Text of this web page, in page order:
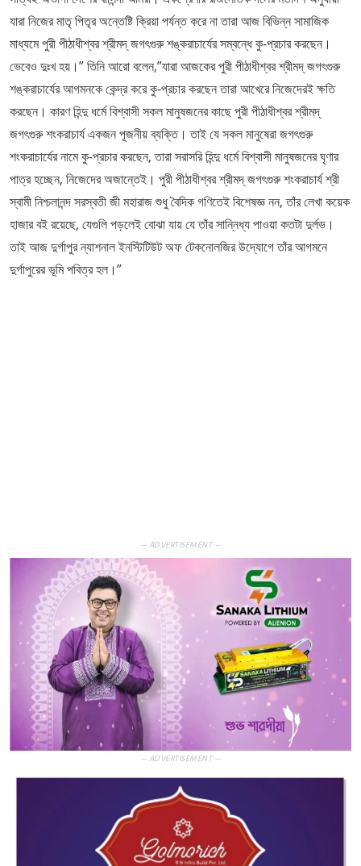
যারা নিজের মাতৃ পিতৃর অন্তেষ্টি ক্রিয়া পর্যন্ত করে না তারা আজ বিভিন্ন সামাজিক
মাধ্যমে পুরী পীঠাধীশ্বর শ্রীমদ্ জগৎগুরু শঙ্করাচার্যের সম্বন্ধে কু-প্রচার করছেন।
ভেবেও দুঃখ হয়।” তিনি আরো বলেন,”যারা আজকের পুরী পীঠাধীশ্বর শ্রীমদ্ জগৎগুরু
শঙ্করাচার্যের আগমনকে কেন্দ্র করে কু-প্রচার করছেন তারা আখেরে নিজেদেরই ক্ষতি
করছেন। কারণ হিন্দু ধর্মে বিশ্বাসী সকল মানুষজনের কাছে পুরী পীঠাধীশ্বর শ্রীমদ্
জগৎগুরু শংকরাচার্য একজন পূজনীয় ব্যক্তি। তাই যে সকল মানুষেরা জগৎগুরু
শংকরাচার্যের নামে কু-প্রচার করছেন, তারা সরাসরি হিন্দু ধর্মে বিশ্বাসী মানুষজনের ঘৃণার
পাত্র হচ্ছেন, নিজেদের অজান্তেই। পুরী পীঠাধীশ্বর শ্রীমদ্ জগৎগুরু শংকরাচার্য শ্রী
স্বামী নিশ্চলানন্দ সরস্বতী জী মহারাজ শুধু বৈদিক গণিতেই বিশেষজ্ঞ নন, তাঁর লেখা কয়েক
হাজার বই রয়েছে, যেগুলি পড়লেই বোঝা যায় যে তাঁর সান্নিধ্য পাওয়া কতটা দুর্লভ।
তাই আজ দুর্গাপুর ন্যাশনাল ইনস্টিটিউট অফ টেকনোলজির উদ্যোগে তাঁর আগমনে
দুর্গাপুরের ভূমি পবিত্র হল।”
— ADVERTISEMENT —
— ADVERTISEMENT —